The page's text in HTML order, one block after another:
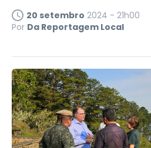
20 setembro 2024 - 21h00
Por Da Reportagem Local